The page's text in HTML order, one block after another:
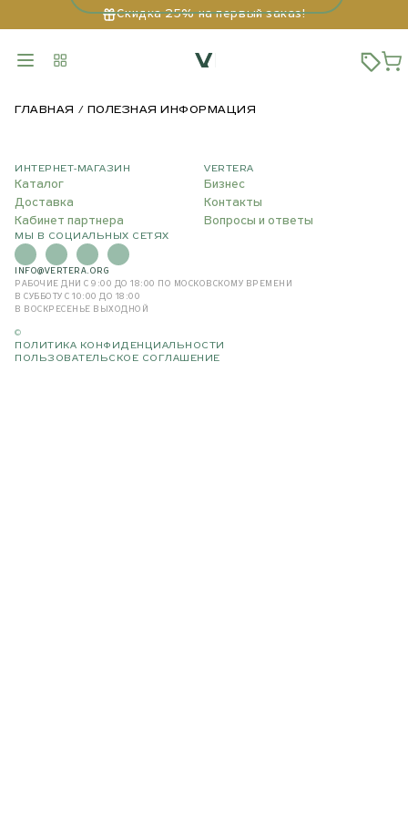
Скидка 25% на первый заказ!
ГЛАВНАЯ ПОЛЕЗНАЯ ИНФОРМАЦИЯ
ИНТЕРНЕТ-МАГАЗИН
Каталог
Доставка
Кабинет партнера
VERTERA
Бизнес
Контакты
Вопросы и ответы
МЫ В СОЦИАЛЬНЫХ СЕТЯХ
INFO@VERTERA.ORG
РАБОЧИЕ ДНИ С 9:00 ДО 18:00
ПО МОСКОВСКОМУ ВРЕМЕНИ
В СУББОТУ С 10:00 ДО 18:00
В ВОСКРЕСЕНЬЕ ВЫХОДНОЙ
©
ПОЛИТИКА КОНФИДЕНЦИАЛЬНОСТИ
ПОЛЬЗОВАТЕЛЬСКОЕ СОГЛАШЕНИЕ